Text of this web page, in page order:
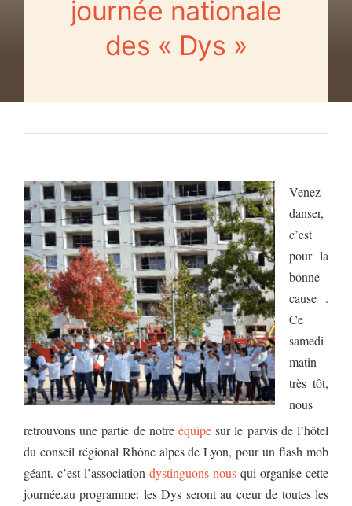
journée nationale
des « Dys »
Venez
danser,
c’est
pour la
bonne
cause .
Ce
samedi
matin
très tôt,
nous
retrouvons une partie de notre équipe sur le parvis de l’hôtel
du conseil régional Rhône alpes de Lyon, pour un flash mob
géant. c’est l’association dystinguons-nous qui organise cette
journée.au programme: les Dys seront au cœur de toutes les